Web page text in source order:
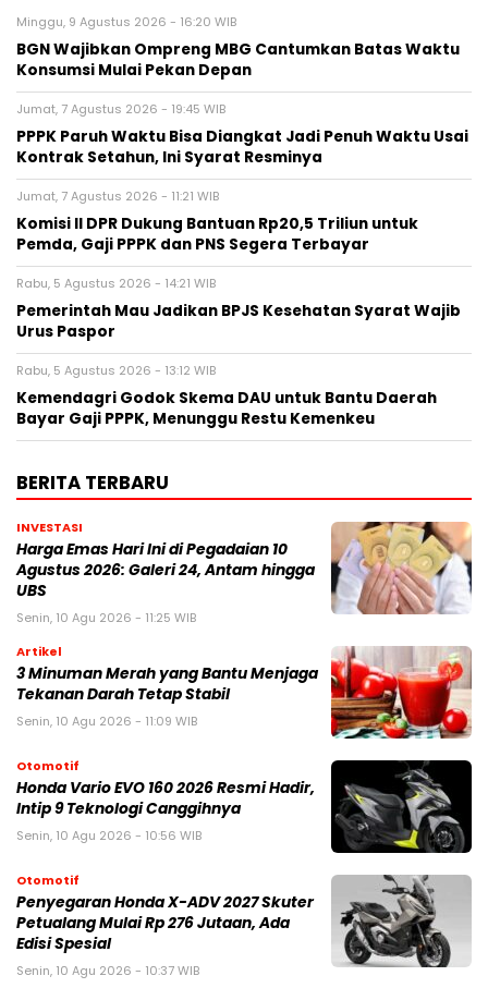
Minggu, 9 Agustus 2026 - 16:20 WIB
BGN Wajibkan Ompreng MBG Cantumkan Batas Waktu
Konsumsi Mulai Pekan Depan
Jumat, 7 Agustus 2026 - 19:45 WIB
PPPK Paruh Waktu Bisa Diangkat Jadi Penuh Waktu Usai
Kontrak Setahun, Ini Syarat Resminya
Jumat, 7 Agustus 2026 - 11:21 WIB
Komisi II DPR Dukung Bantuan Rp20,5 Triliun untuk
Pemda, Gaji PPPK dan PNS Segera Terbayar
Rabu, 5 Agustus 2026 - 14:21 WIB
Pemerintah Mau Jadikan BPJS Kesehatan Syarat Wajib
Urus Paspor
Rabu, 5 Agustus 2026 - 13:12 WIB
Kemendagri Godok Skema DAU untuk Bantu Daerah
Bayar Gaji PPPK, Menunggu Restu Kemenkeu
BERITA TERBARU
INVESTASI
Harga Emas Hari Ini di Pegadaian 10
Agustus 2026: Galeri 24, Antam hingga
UBS
Senin, 10 Agu 2026 - 11:25 WIB
Artikel
3 Minuman Merah yang Bantu Menjaga
Tekanan Darah Tetap Stabil
Senin, 10 Agu 2026 - 11:09 WIB
Otomotif
Honda Vario EVO 160 2026 Resmi Hadir,
Intip 9 Teknologi Canggihnya
Senin, 10 Agu 2026 - 10:56 WIB
Otomotif
Penyegaran Honda X-ADV 2027 Skuter
Petualang Mulai Rp 276 Jutaan, Ada
Edisi Spesial
Senin, 10 Agu 2026 - 10:37 WIB